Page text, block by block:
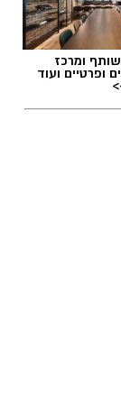
ומרכז
ופרטיים ועוד